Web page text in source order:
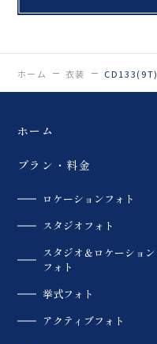
ホーム 衣装 CD133(9T)
ホーム
プラン・料金
ロケーションフォト
スタジオフォト
スタジオ＆ロケーション
フォト
挙式フォト
アクティブフォト